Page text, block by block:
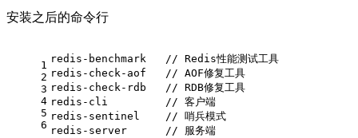
安装之后的命令行
1
2
3
4
5
6
redis-benchmark   // Redis性能测试工具
redis-check-aof   // AOF修复工具
redis-check-rdb   // RDB修复工具
redis-cli         // 客户端
redis-sentinel    // 哨兵模式
redis-server      // 服务端